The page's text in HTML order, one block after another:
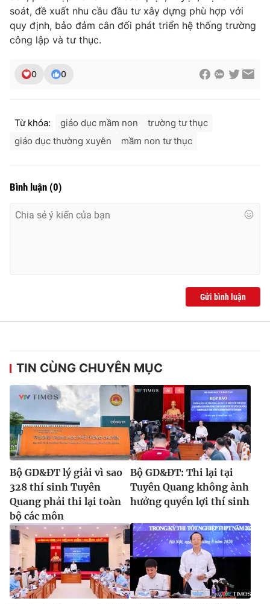
Giấy phép hoạt động báo in và báo điện tử số 483/GP-BTTTT
Tổng Biên tập:Vũ Thanh Thủy
® Cấm sao chép dưới mọi hình thức nếu không có sự chấp
thuận bằng văn bản. Ghi rõ nguồn VTV.vn khi phát hành lại
thông tin từ website này.
soát, đề xuất nhu cầu đầu tư xây dựng phù hợp với
quy định, bảo đảm cân đối phát triển hệ thống trường
công lập và tư thục.
0 0
Từ khóa: giáo dục mầm non
trường tư thục
giáo dục thường xuyên
mầm non tư thục
Bình luận (0)
Gửi bình luận
TIN CÙNG CHUYÊN MỤC
Bộ GD&ĐT lý giải vì sao
328 thí sinh Tuyên
Quang phải thi lại toàn
bộ các môn
Bộ GD&ĐT: Thi lại tại
Tuyên Quang không ảnh
hưởng quyền lợi thí sinh